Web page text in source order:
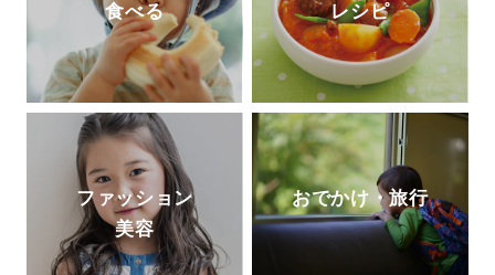
食べる レシピ
ファッション
美容
おでかけ・旅行